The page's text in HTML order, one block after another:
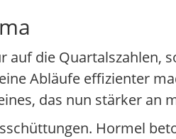
auf die Quartalszahlen,
Abläufe effizienter
das nun stärker an
Hormel